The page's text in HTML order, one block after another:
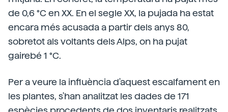
de 0,6 °C en XX. En el segle XX, la pujada ha estat
encara més acusada a partir dels anys 80,
sobretot als voltants dels Alps, on ha pujat
gairebé 1 °C.
Per a veure la influència d'aquest escalfament en
les plantes, s'han analitzat les dades de 171